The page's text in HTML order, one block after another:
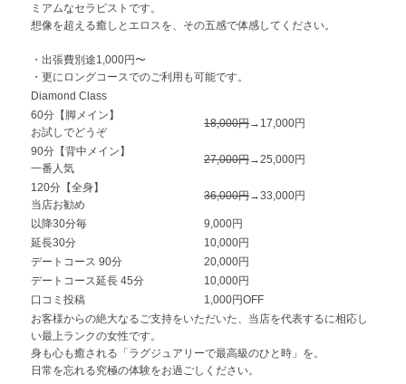
ミアムなセラピストです。
想像を超える癒しとエロスを、その五感で体感してください。
・出張費別途1,000円〜
・更にロングコースでのご利用も可能です。
Diamond Class
60分【脚メイン】
お試しでどうぞ
18,000円→17,000円
90分【背中メイン】
一番人気
27,000円→25,000円
120分【全身】
当店お勧め
36,000円→33,000円
以降30分毎
9,000円
延長30分
10,000円
デートコース 90分
20,000円
デートコース延長 45分
10,000円
口コミ投稿
1,000円OFF
お客様からの絶大なるご支持をいただいた、当店を代表するに相応し
い最上ランクの女性です。
身も心も癒される「ラグジュアリーで最高級のひと時」を。
日常を忘れる究極の体験をお過ごしください。